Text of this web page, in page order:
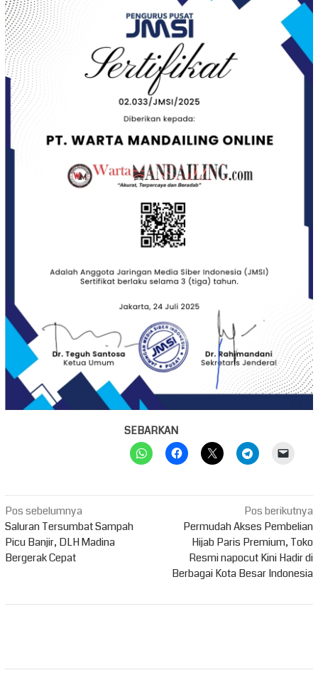
SEBARKAN
Navigasi
pos
Pos sebelumnya
Saluran Tersumbat Sampah
Picu Banjir, DLH Madina
Bergerak Cepat
Pos berikutnya
Permudah Akses Pembelian
Hijab Paris Premium, Toko
Resmi napocut Kini Hadir di
Berbagai Kota Besar Indonesia